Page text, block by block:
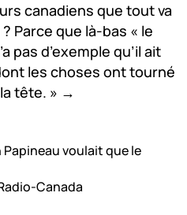
canadiens que tout va
Parce que là-bas « le
pas d’exemple qu’il ait
les choses ont tourné
tête. » →
voulait que le
Canada